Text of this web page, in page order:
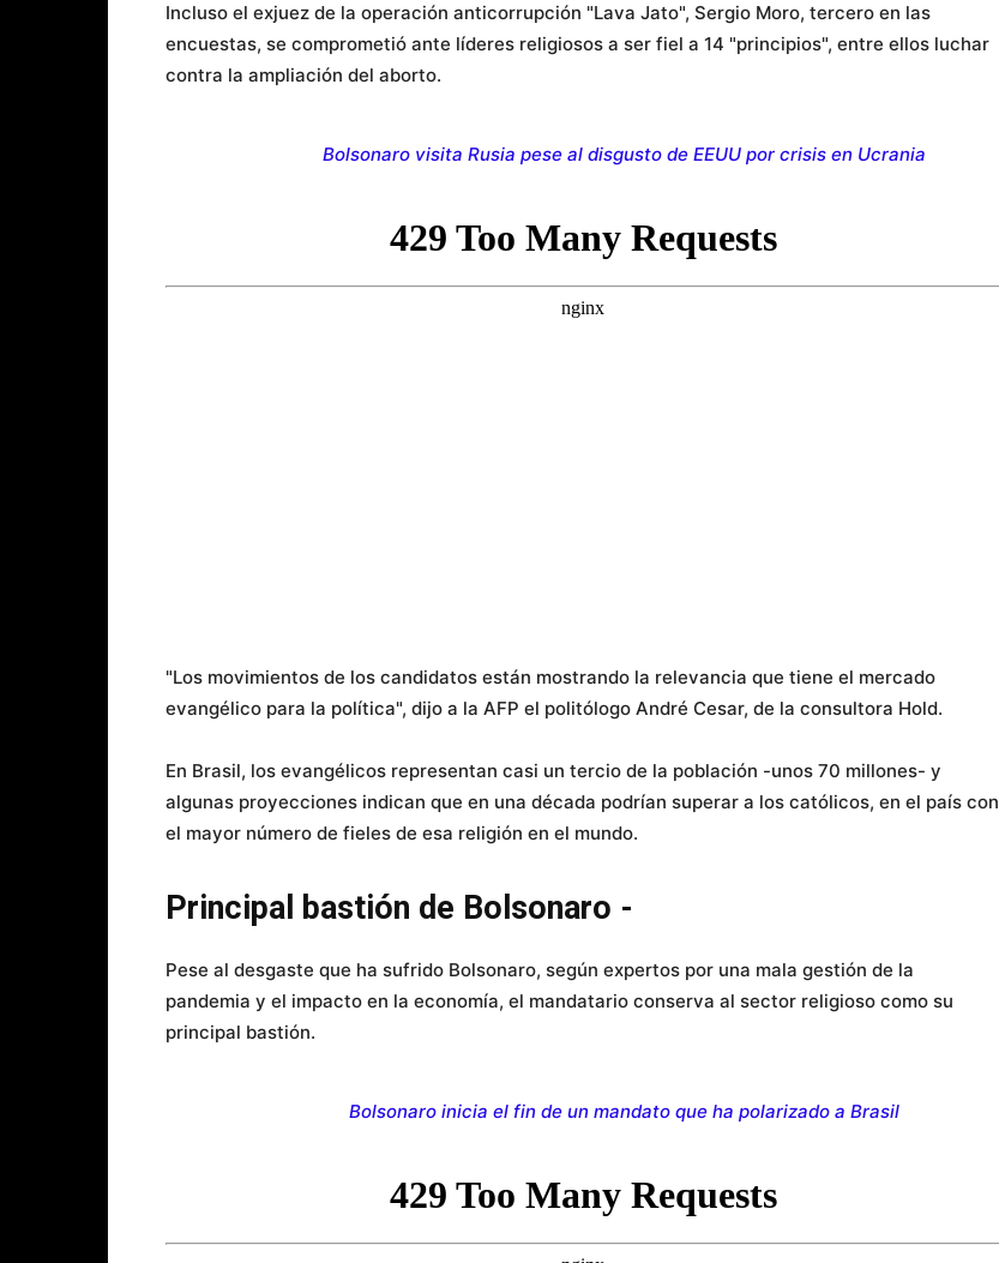
Incluso el exjuez de la operación anticorrupción "Lava Jato", Sergio Moro, tercero en las
encuestas, se comprometió ante líderes religiosos a ser fiel a 14 "principios", entre ellos luchar
contra la ampliación del aborto.
Bolsonaro visita Rusia pese al disgusto de EEUU por crisis en Ucrania
"Los movimientos de los candidatos están mostrando la relevancia que tiene el mercado
evangélico para la política", dijo a la AFP el politólogo André Cesar, de la consultora Hold.
En Brasil, los evangélicos representan casi un tercio de la población -unos 70 millones- y
algunas proyecciones indican que en una década podrían superar a los católicos, en el país con
el mayor número de fieles de esa religión en el mundo.
Principal bastión de Bolsonaro -
Pese al desgaste que ha sufrido Bolsonaro, según expertos por una mala gestión de la
pandemia y el impacto en la economía, el mandatario conserva al sector religioso como su
principal bastión.
Bolsonaro inicia el fin de un mandato que ha polarizado a Brasil